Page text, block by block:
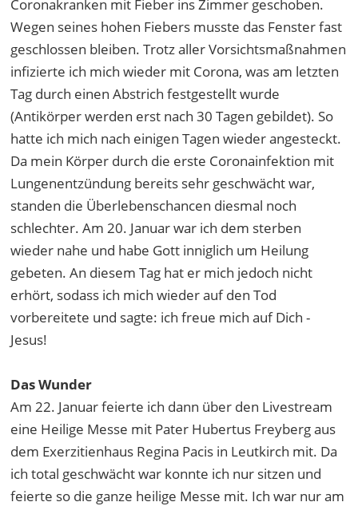
Coronakranken mit Fieber ins Zimmer geschoben.
Wegen seines hohen Fiebers musste das Fenster fast
geschlossen bleiben. Trotz aller Vorsichtsmaßnahmen
infizierte ich mich wieder mit Corona, was am letzten
Tag durch einen Abstrich festgestellt wurde
(Antikörper werden erst nach 30 Tagen gebildet). So
hatte ich mich nach einigen Tagen wieder angesteckt.
Da mein Körper durch die erste Coronainfektion mit
Lungenentzündung bereits sehr geschwächt war,
standen die Überlebenschancen diesmal noch
schlechter. Am 20. Januar war ich dem sterben
wieder nahe und habe Gott inniglich um Heilung
gebeten. An diesem Tag hat er mich jedoch nicht
erhört, sodass ich mich wieder auf den Tod
vorbereitete und sagte: ich freue mich auf Dich -
Jesus!
Das Wunder
Am 22. Januar feierte ich dann über den Livestream
eine Heilige Messe mit Pater Hubertus Freyberg aus
dem Exerzitienhaus Regina Pacis in Leutkirch mit. Da
ich total geschwächt war konnte ich nur sitzen und
feierte so die ganze heilige Messe mit. Ich war nur am